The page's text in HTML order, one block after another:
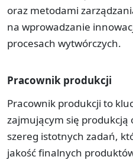
oraz metodami
na wprowadzanie
procesach wytwórczych.
Pracownik produkcji
Pracownik produkcji to
zajmującym się produkcją
szereg istotnych zadań,
jakość finalnych